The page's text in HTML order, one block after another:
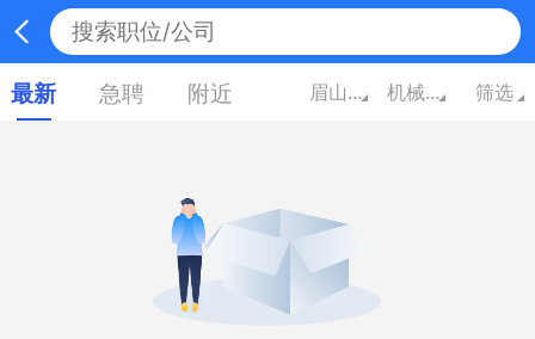
最新 急聘 附近 眉山四川 机械/设备/技工/电气 筛选